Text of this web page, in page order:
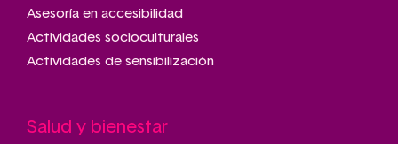
Asesoría en accesibilidad
Actividades socioculturales
Actividades de sensibilización
Salud y bienestar